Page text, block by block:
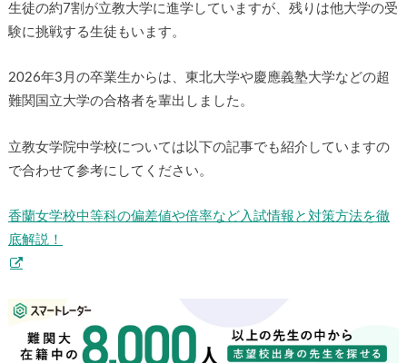
生徒の約7割が立教大学に進学していますが、残りは他大学の受
験に挑戦する生徒もいます。
2026年3月の卒業生からは、東北大学や慶應義塾大学などの超
難関国立大学の合格者を輩出しました。
立教女学院中学校については以下の記事でも紹介していますの
で合わせて参考にしてください。
香蘭女学校中等科の偏差値や倍率など入試情報と対策方法を徹
底解説！